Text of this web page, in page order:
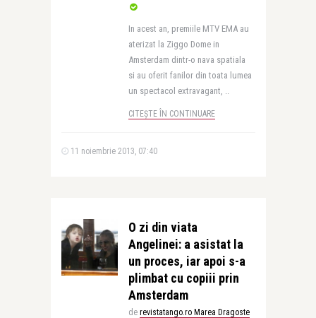
In acest an, premiile MTV EMA au
aterizat la Ziggo Dome in
Amsterdam dintr-o nava spatiala
si au oferit fanilor din toata lumea
un spectacol extravagant, ..
CITEȘTE ÎN CONTINUARE
11 noiembrie 2013, 07:40
O zi din viata
Angelinei: a asistat la
un proces, iar apoi s-a
plimbat cu copiii prin
Amsterdam
de revistatango.ro Marea Dragoste